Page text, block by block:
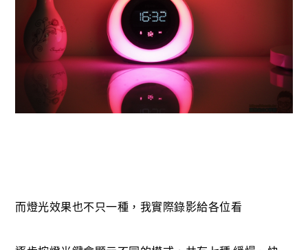
而燈光效果也不只一種，我實際錄影給各位看